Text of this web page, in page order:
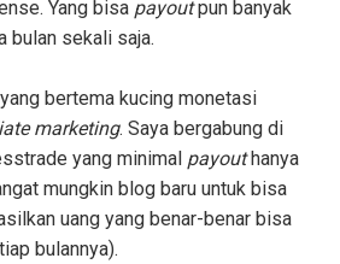
Yang bisa payoutpun banyak
bulan sekali saja.
bertema kucing monetasi
marketing. Saya bergabung di
yang minimal payouthanya
mungkin blog baru untuk bisa
uang yang benar-benar bisa
bulannya).